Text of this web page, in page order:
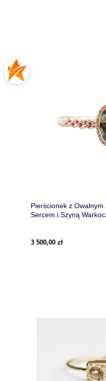
Pierścionek z Owalnym
Sercem i Szyną
3 500,00 zł